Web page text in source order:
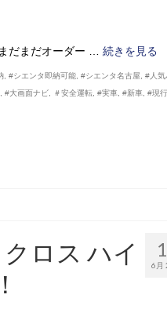
だまだオーダー …続きを見る
,#シエンタ即納可能 ,#シエンタ名古屋 ,#人気
,#大画面ナビ ＃安全運転 ,#実車 ,#新車 ,#現行
6月
ロス ハイ